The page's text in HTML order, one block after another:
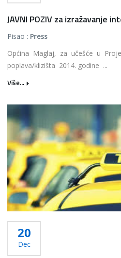
JAVNI POZIV za izražavanje
Pisao : Press
Općina Maglaj, za učešće u
poplava/klizišta 2014. godine ...
Više...
20
Dec